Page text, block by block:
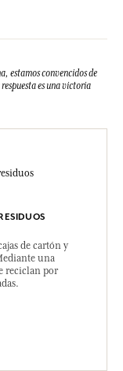
estamos convencidos de
es una victoria
de cartón y
una
reciclan por